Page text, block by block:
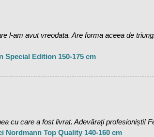
l-am avut vreodata. Are forma aceea de
Special Edition 150-175 cm
cu care a fost livrat. Adevărați profesioniști!
Nordmann Top Quality 140-160 cm